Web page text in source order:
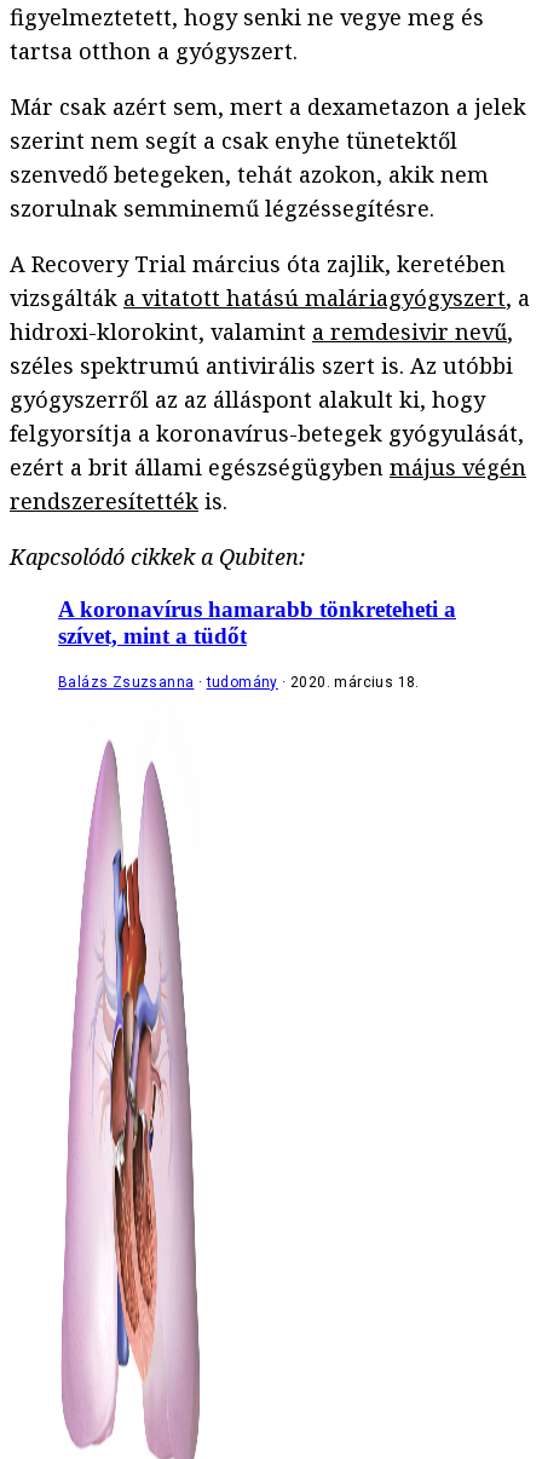
figyelmeztetett, hogy senki ne vegye meg és
tartsa otthon a gyógyszert.
Már csak azért sem, mert a dexametazon a jelek
szerint nem segít a csak enyhe tünetektől
szenvedő betegeken, tehát azokon, akik nem
szorulnak semminemű légzéssegítésre.
A Recovery Trial március óta zajlik, keretében
vizsgálták a vitatott hatású maláriagyógyszert, a
hidroxi-klorokint, valamint a remdesivir nevű,
széles spektrumú antivirális szert is. Az utóbbi
gyógyszerről az az álláspont alakult ki, hogy
felgyorsítja a koronavírus-betegek gyógyulását,
ezért a brit állami egészségügyben május végén
rendszeresítették is.
Kapcsolódó cikkek a Qubiten:
A koronavírus hamarabb tönkreteheti a
szívet, mint a tüdőt
Balázs Zsuzsanna tudomány 2020. március 18.